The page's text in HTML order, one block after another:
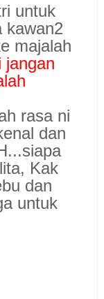
untuk
kawan2
majalah
jangan
rasa ni
dan
Kak
dan
untuk